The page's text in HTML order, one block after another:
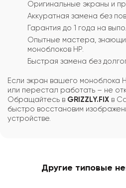
Оригинальные экраны и
Аккуратная замена без
Гарантия до 1 года на
Опытные мастера,
моноблоков HP.
Быстрая замена без
Если экран вашего моноблока
или перестал работать – не
Обращайтесь в GRIZZLY.FIX в
быстро восстановим
устройстве.
Другие типовые